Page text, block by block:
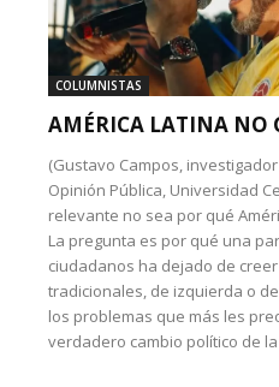
COLUMNISTAS
AMÉRICA LATINA NO
(Gustavo Campos,
Opinión Pública, Universidad
relevante no sea por qué
La pregunta es por qué una
ciudadanos ha dejado de
tradicionales, de izquierda o
los problemas que más les
verdadero cambio político de